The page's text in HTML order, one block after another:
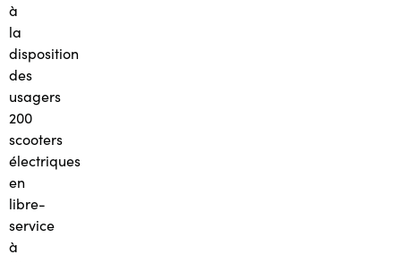
à
la
disposition
des
usagers
200
scooters
électriques
en
libre-
service
à